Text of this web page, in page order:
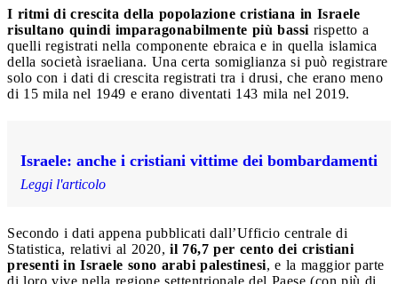
I ritmi di crescita della popolazione cristiana in Israele
risultano quindi imparagonabilmente più bassi rispetto a
quelli registrati nella componente ebraica e in quella islamica
della società israeliana. Una certa somiglianza si può registrare
solo con i dati di crescita registrati tra i drusi, che erano meno
di 15 mila nel 1949 e erano diventati 143 mila nel 2019.
Israele: anche i cristiani vittime dei bombardamenti
Leggi l'articolo
Secondo i dati appena pubblicati dall’Ufficio centrale di
Statistica, relativi al 2020, il 76,7 per cento dei cristiani
presenti in Israele sono arabi palestinesi, e la maggior parte
di loro vive nella regione settentrionale del Paese (con più di